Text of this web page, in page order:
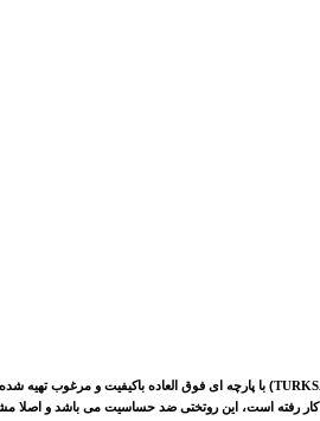
) با پارچه ای فوق العاده باکیفیت و مرغوب تهیه
رفته است، این روتختی ضد حساسیت می باشد و